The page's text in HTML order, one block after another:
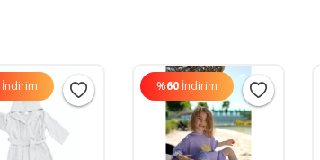
İndirim %60 İndirim